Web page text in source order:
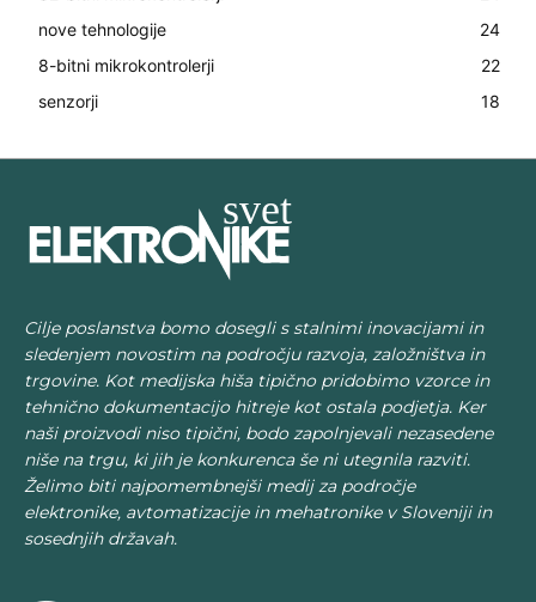
nove tehnologije
24
8-bitni mikrokontrolerji
22
senzorji
18
Cilje poslanstva bomo dosegli s stalnimi inovacijami in
sledenjem novostim na področju razvoja, založništva in
trgovine. Kot medijska hiša tipično pridobimo vzorce in
tehnično dokumentacijo hitreje kot ostala podjetja. Ker
naši proizvodi niso tipični, bodo zapolnjevali nezasedene
niše na trgu, ki jih je konkurenca še ni utegnila razviti.
Želimo biti najpomembnejši medij za področje
elektronike, avtomatizacije in mehatronike v Sloveniji in
sosednjih državah.